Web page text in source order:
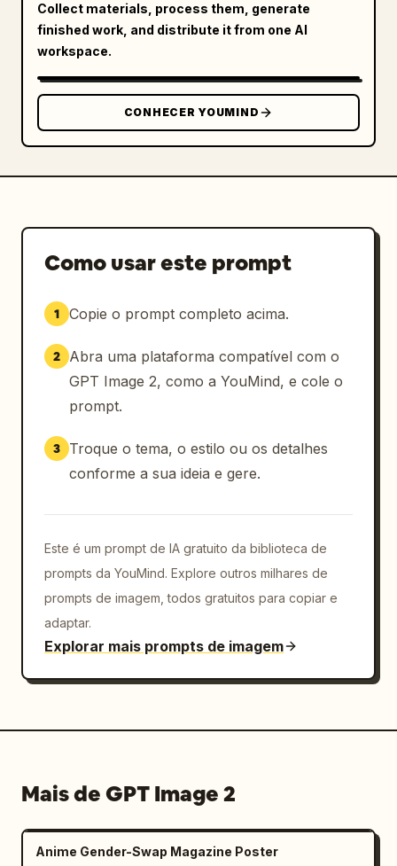
Collect materials, process them, generate
finished work, and distribute it from one AI
workspace.
CONHECER YOUMIND
Como usar este prompt
1 Copie o prompt completo acima.
2
Abra uma plataforma compatível com o
GPT Image 2, como a YouMind, e cole o
prompt.
3
Troque o tema, o estilo ou os detalhes
conforme a sua ideia e gere.
Este é um prompt de IA gratuito da biblioteca de
prompts da YouMind. Explore outros milhares de
prompts de imagem, todos gratuitos para copiar e
adaptar.
Explorar mais prompts de imagem
Mais de GPT Image 2
Anime Gender-Swap Magazine Poster